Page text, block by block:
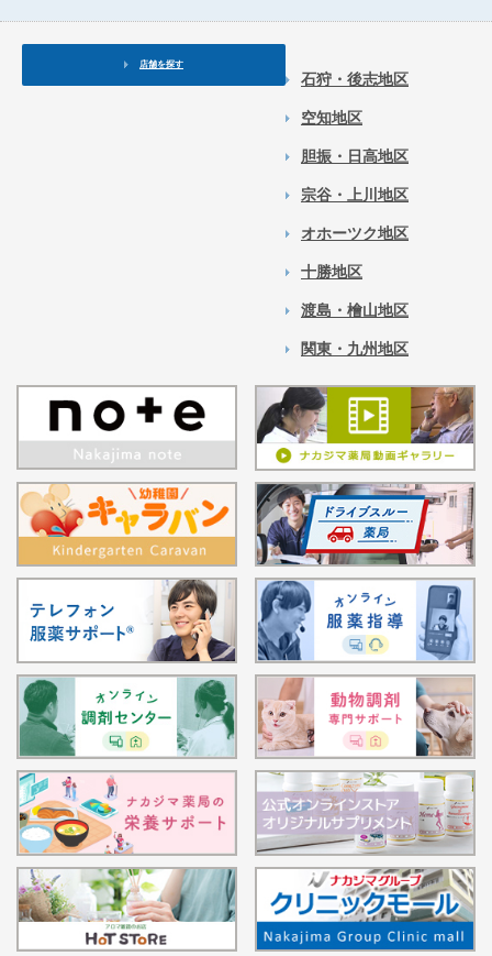
店舗を探す
石狩・後志地区
空知地区
胆振・日高地区
宗谷・上川地区
オホーツク地区
十勝地区
渡島・檜山地区
関東・九州地区